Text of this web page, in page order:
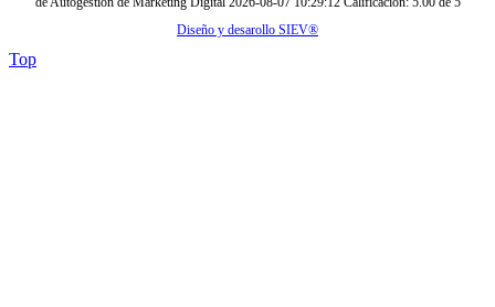
Diseño y desarollo SIEV®
Top